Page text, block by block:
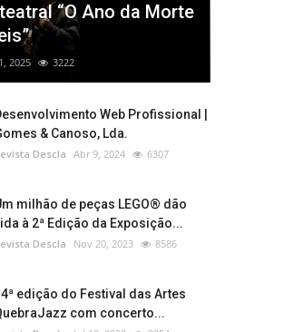
“O Ano da Morte
2025 3222
Web Profissional |
& Canoso, Lda.
Descla Abr 9, 2024 6307
milhão de peças LEGO® dão
à 2ª Edição da Exposição...
Descla Nov 20, 2023 8586
edição do Festival das Artes
com concerto...